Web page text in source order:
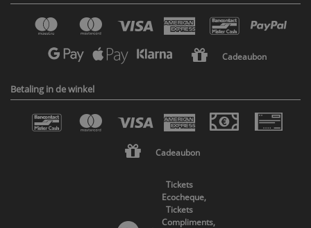
Cadeaubon
Betaling in de winkel
Cadeaubon
Tickets
Ecocheque,
Tickets
Compliments,